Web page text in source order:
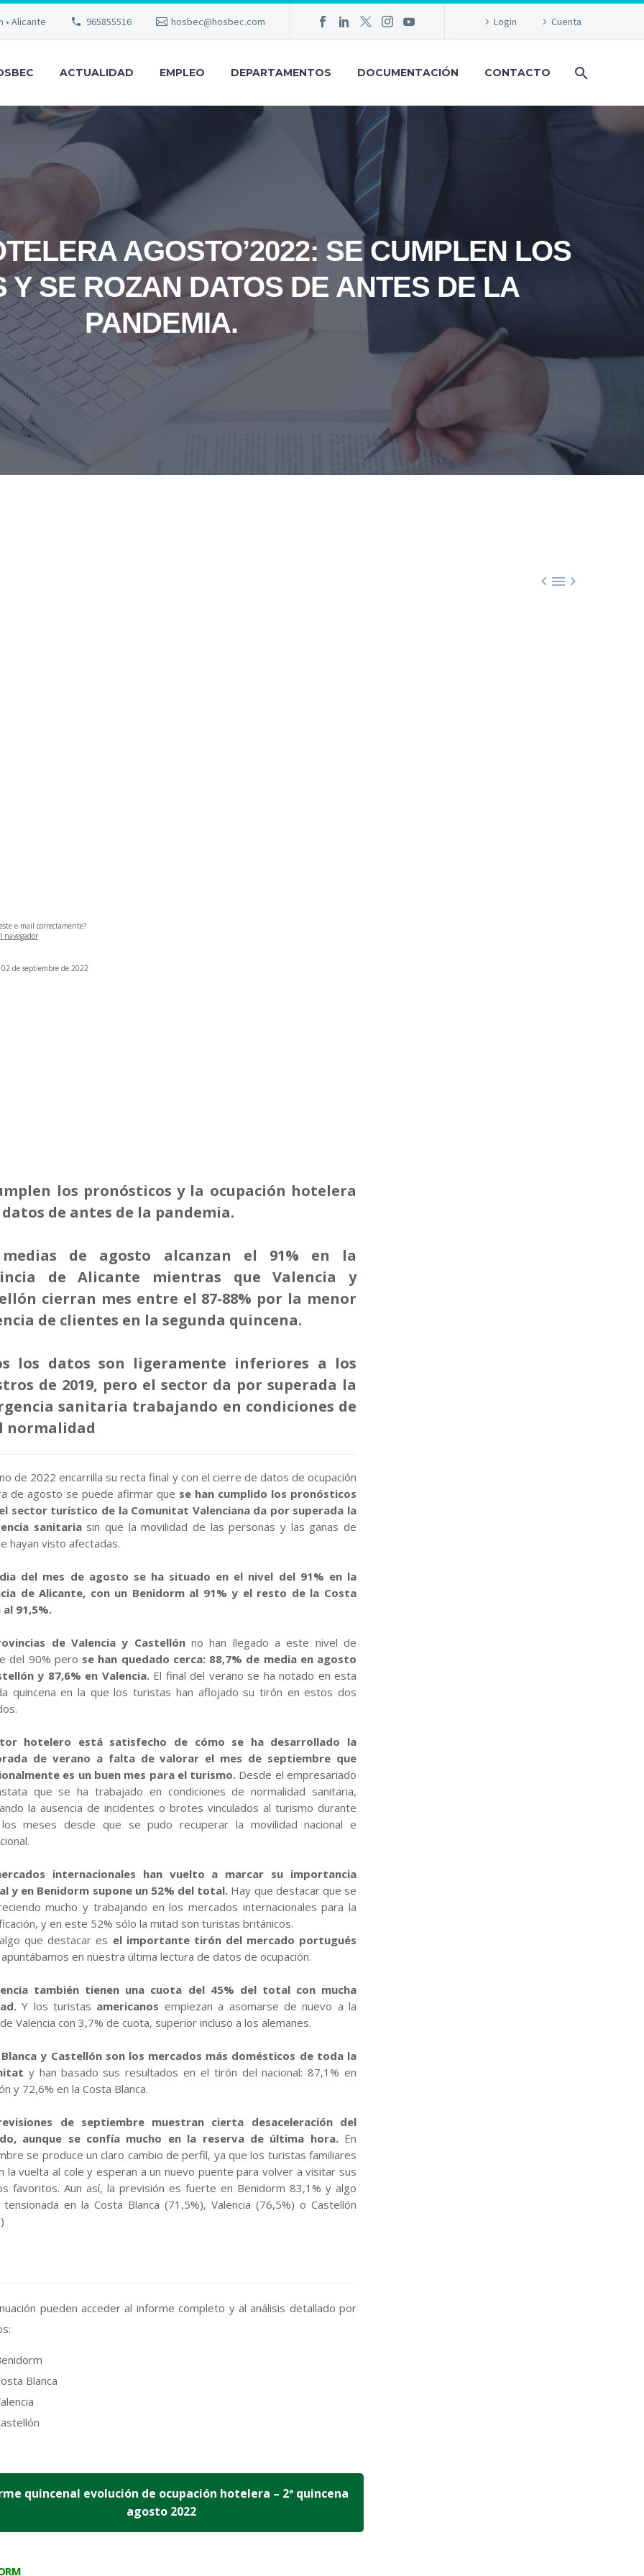
• Alicante 965855516 hosbec@hosbec.com Login Cuenta
ACTUALIDAD EMPLEO DEPARTAMENTOS DOCUMENTACIÓN CONTACTO
AGOSTO’2022: SE CUMPLEN LOS
Y SE ROZAN DATOS DE ANTES DE LA
PANDEMIA.

e-mail correctamente?
navegador
de septiembre de 2022
los pronósticos y la ocupación hotelera
de antes de la pandemia.
de agosto alcanzan el 91% en la
de Alicante mientras que Valencia y
cierran mes entre el 87-88% por la menor
de clientes en la segunda quincena.
los datos son ligeramente inferiores a los
de 2019, pero el sector da por superada la
sanitaria trabajando en condiciones de
normalidad
de 2022 encarrilla su recta final y con el cierre de datos de ocupación
de agosto se puede afirmar que se han cumplido los pronósticos
sector turístico de la Comunitat Valenciana da por superada la
sanitariasin que la movilidad de las personas y las ganas de
hayan visto afectadas.
del mes de agosto se ha situado en el nivel del 91% en la
de Alicante, con un Benidorm al 91% y el resto de la Costa
al 91,5%.
de Valencia y Castellón no han llegado a este nivel de
del 90% pero se han quedado cerca: 88,7% de media en agosto
y 87,6% en Valencia.El final del verano se ha notado en esta
quincena en la que los turistas han aflojado su tirón en estos dos
hotelero está satisfecho de cómo se ha desarrollado la
de verano a falta de valorar el mes de septiembre que
es un buen mes para el turismo. Desde el empresariado
que se ha trabajado en condiciones de normalidad sanitaria,
la ausencia de incidentes o brotes vinculados al turismo durante
meses desde que se pudo recuperar la movilidad nacional e
internacionales han vuelto a marcar su importancia
y en Benidorm supone un 52% del total. Hay que destacar que se
mucho y trabajando en los mercados internacionales para la
y en este 52% sólo la mitad son turistas británicos.
que destacar es el importante tirón del mercado portugués
en nuestra última lectura de datos de ocupación.
también tienen una cuota del 45% del total con mucha
Y los turistas americanos empiezan a asomarse de nuevo a la
Valencia con 3,7% de cuota, superior incluso a los alemanes.
y Castellón son los mercados más domésticos de toda la
y han basado sus resultados en el tirón del nacional: 87,1% en
y 72,6% en la Costa Blanca.
de septiembre muestran cierta desaceleración del
aunque se confía mucho en la reserva de última hora.En
se produce un claro cambio de perfil, ya que los turistas familiares
la vuelta al cole y esperan a un nuevo puente para volver a visitar sus
favoritos. Aun así, la previsión es fuerte en Benidorm 83,1% y algo
en la Costa Blanca (71,5%), Valencia (76,5%) o Castellón
pueden acceder al informe completo y al análisis detallado por
Blanca
quincenal evolución de ocupación hotelera – 2ª quincena
agosto 2022